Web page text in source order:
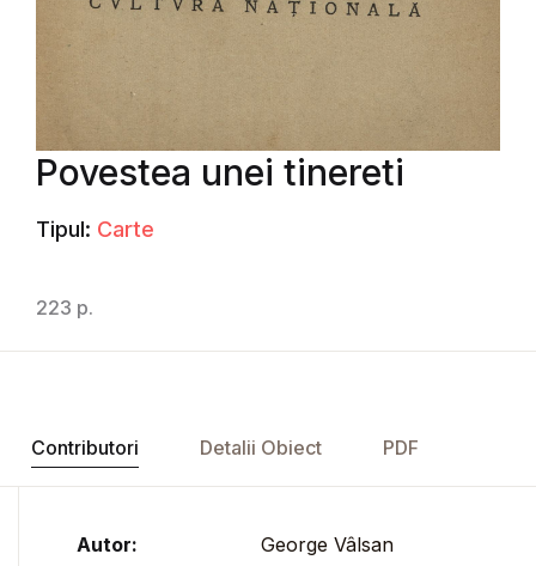
Povestea unei tinereti
Tipul: Carte
223 p.
Contributori Detalii Obiect PDF
Autor: George Vâlsan